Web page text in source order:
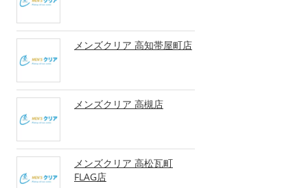
メンズクリア 高知帯屋町店
メンズクリア 高槻店
メンズクリア 高松瓦町
FLAG店